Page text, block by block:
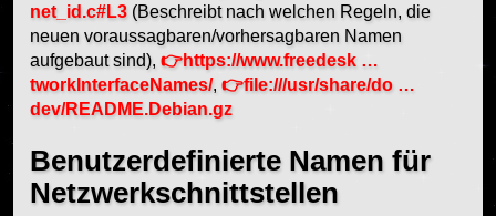
net_id.c#L3(Beschreibt nach welchen Regeln, die
neuen voraussagbaren/vorhersagbaren Namen
aufgebaut sind),
https://www.freedesk …
tworkInterfaceNames/,
file:///usr/share/do …
dev/README.Debian.gz
Benutzerdefinierte Namen für
Netzwerkschnittstellen